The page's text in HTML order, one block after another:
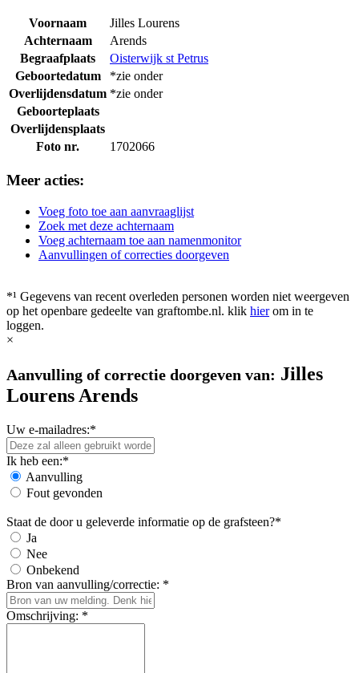
Voornaam
Jilles Lourens
Achternaam
Arends
Begraafplaats
Oisterwijk st Petrus
Geboortedatum
*zie onder
Overlijdensdatum *zie onder
Geboorteplaats
Overlijdensplaats
Foto nr.
1702066
Meer acties:
Voeg foto toe aan aanvraaglijst
Zoek met deze achternaam
Voeg achternaam toe aan namenmonitor
Aanvullingen of correcties doorgeven
*¹ Gegevens van recent overleden personen worden niet weergeven
op het openbare gedeelte van graftombe.nl. klik hierom in te
loggen.
×
Aanvulling of correctie doorgeven van: Jilles
Lourens Arends
Uw e-mailadres:*
Ik heb een:*
Aanvulling
Fout gevonden
Staat de door u geleverde informatie op de grafsteen?*
Ja
Nee
Onbekend
Bron van aanvulling/correctie: *
Omschrijving: *